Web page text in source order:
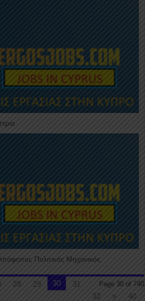
Πολιτικός Μηχανικός
Page 30 of 740
28 29 30
31
32
»
40